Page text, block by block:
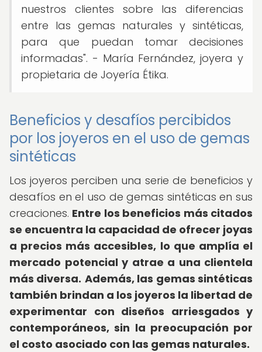
nuestros clientes sobre las diferencias
entre las gemas naturales y sintéticas,
para que puedan tomar decisiones
informadas". - María Fernández, joyera y
propietaria de Joyería Étika.
Beneficios y desafíos percibidos
por los joyeros en el uso de gemas
sintéticas
Los joyeros perciben una serie de beneficios y
desafíos en el uso de gemas sintéticas en sus
creaciones. Entre los beneficios más citados
se encuentra la capacidad de ofrecer joyas
a precios más accesibles, lo que amplía el
mercado potencial y atrae a una clientela
más diversa. Además, las gemas sintéticas
también brindan a los joyeros la libertad de
experimentar con diseños arriesgados y
contemporáneos, sin la preocupación por
el costo asociado con las gemas naturales.